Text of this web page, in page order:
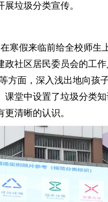
开展垃圾分类宣传。
寒假来临前给全校师生
社区居民委员会的工
方面，深入浅出地向孩
堂中设置了垃圾分类
有更清晰的认识。